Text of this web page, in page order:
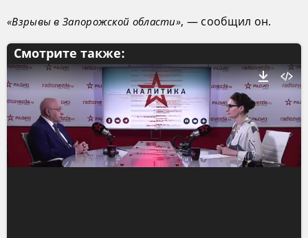
«Взрывы в Запорожской области», — сообщил он.
Смотрите также: